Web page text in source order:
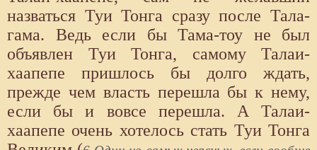
назваться Туи Тонга сразу после Тала-
гама. Ведь если бы Тама-тоу не был
объявлен Туи Тонга, самому Талаи-
хаапепе пришлось бы долго ждать,
прежде чем власть перешла бы к нему,
если бы и вовсе перешла. А Талаи-
хаапепе очень хотелось стать Туи Тонга